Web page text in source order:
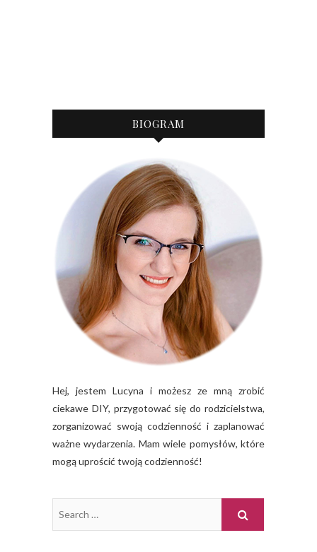
BIOGRAM
Hej, jestem Lucyna i możesz ze mną zrobić
ciekawe DIY, przygotować się do rodzicielstwa,
zorganizować swoją codzienność i zaplanować
ważne wydarzenia. Mam wiele pomysłów, które
mogą uprościć twoją codzienność!